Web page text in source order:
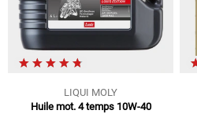
LIQUI MOLY
Huile mot. 4 temps 10W-40